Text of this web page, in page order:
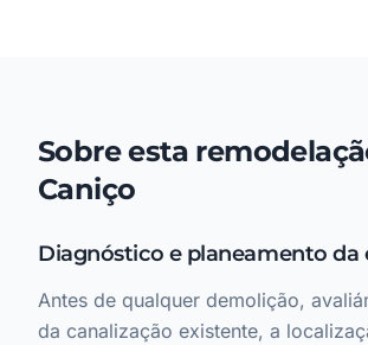
Sobre esta
Caniço
Diagnóstico e planeamento da
Antes de qualquer demolição,
da canalização existente, a